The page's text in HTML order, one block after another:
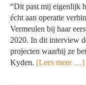
“Dit past mij eigenlijk
écht aan operatie
Vermeulen bij haar
2020. In dit interview
projecten waarbij ze
Kyden. [Lees meer …]